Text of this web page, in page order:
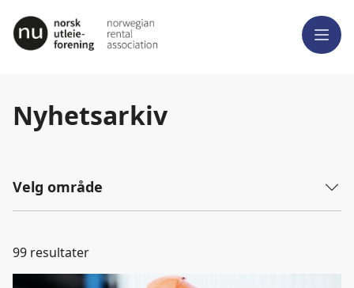
Meny
Nyhetsarkiv
Velg område
99 resultater